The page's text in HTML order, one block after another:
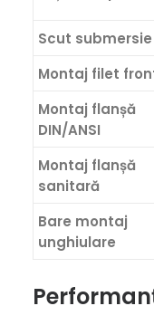
Scut submersie
Montaj filet
Montaj flanșă
DIN/ANSI
Montaj flanșă
sanitară
Bare montaj
unghiulare